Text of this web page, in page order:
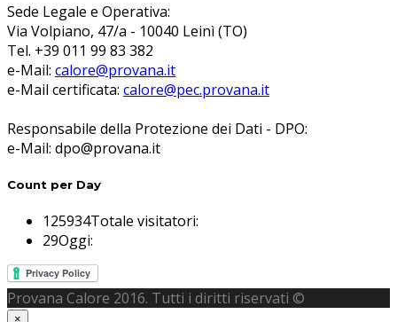
Sede Legale e Operativa:
Via Volpiano, 47/a - 10040 Leinì (TO)
Tel. +39 011 99 83 382
e-Mail: calore@provana.it
e-Mail certificata: calore@pec.provana.it
Responsabile della Protezione dei Dati - DPO:
e-Mail: dpo@provana.it
Count per Day
125934Totale visitatori:
29Oggi:
Provana Calore 2016. Tutti i diritti riservati ©
×